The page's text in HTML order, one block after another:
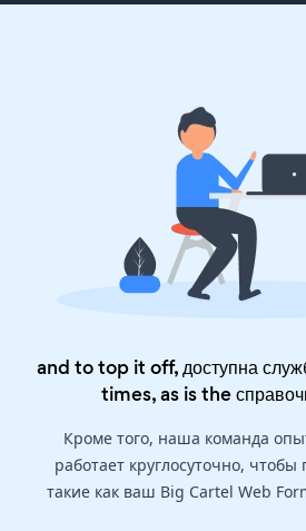
and to top it off, доступна
times, as is the
Кроме того, наша команда
работает круглосуточно,
такие как ваш Big Cartel Web